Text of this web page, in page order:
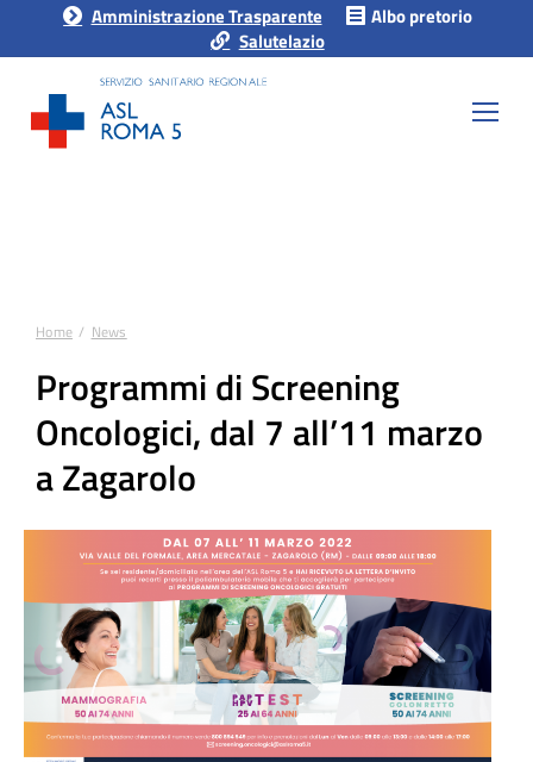
Amministrazione Trasparente
Albo pretorio
Salutelazio
Tu sei qui:
Home News
Programmi di Screening
Oncologici, dal 7 all’11 marzo
a Zagarolo